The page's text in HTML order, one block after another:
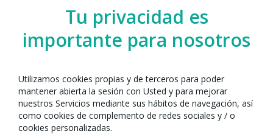
Tu privacidad es
importante para nosotros
Utilizamos cookies propias y de terceros para poder
mantener abierta la sesión con Usted y para mejorar
nuestros Servicios mediante sus hábitos de navegación, así
como cookies de complemento de redes sociales y / o
cookies personalizadas.
Organizado por el Any Nou Xinès amb
Barcelona junto con: